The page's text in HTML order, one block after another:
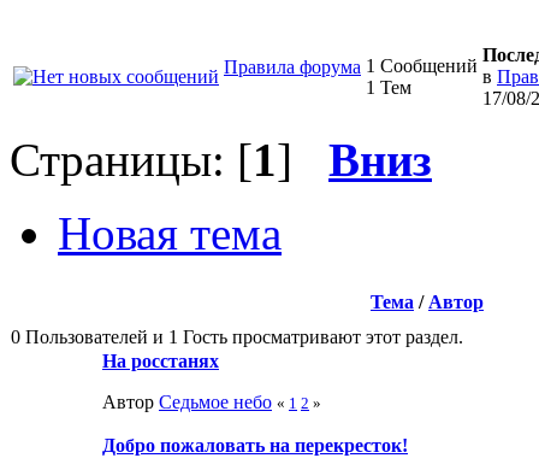
Правила форума 1 Сообщений
1 Тем
в
17/08/
Страницы: [1] Вниз
Новая тема
Тема / Автор
0 Пользователей и 1 Гость просматривают этот раздел.
На росстанях
Автор Седьмое небо « 1 2 »
Добро пожаловать на перекресток!